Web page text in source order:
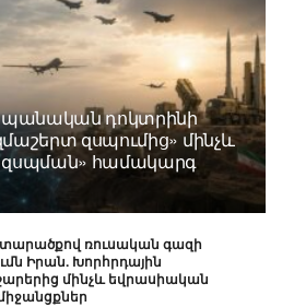
դոկտրինի
զսպումից» մինչև
համակարգ
ռուսական գազի
Իրան. Խորհրդային
մինչև եվրասիական